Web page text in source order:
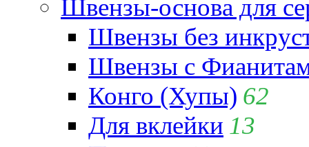
Швензы-основа для
Швензы без
Швензы с
Конго (Хупы) 62
Для вклейки 13